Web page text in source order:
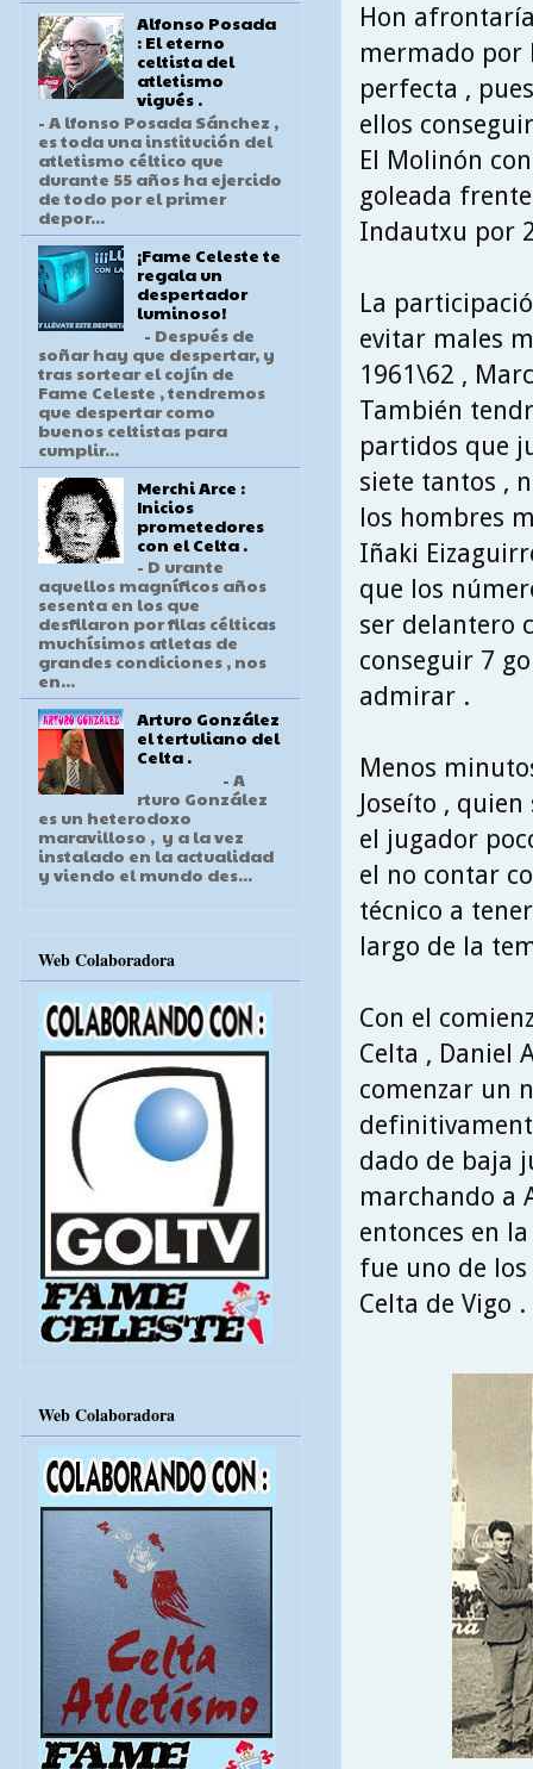
Hon
mermado por
perfecta ,
ellos
El Molinón
goleada
Indautxu por
La
evitar males
1961\62 ,
También
partidos que
siete tantos ,
los hombres
Iñaki
que los
ser delantero
conseguir 7
admirar .
Menos
Joseíto ,
el jugador
el no contar
técnico a
largo de la
Con el
Celta , Daniel
comenzar un
dado de baja
marchando a
entonces en
fue uno de
Celta de Vigo .
Alfonso Posada
: El eterno
celtista del
atletismo
vigués .
- A lfonso Posada Sánchez ,
es toda una institución del
atletismo céltico que
durante 55 años ha ejercido
de todo por el primer
depor...
¡Fame Celeste te
regala un
despertador
luminoso!
- Después de
soñar hay que despertar, y
tras sortear el cojín de
Fame Celeste , tendremos
que despertar como
buenos celtistas para
cumplir...
Merchi Arce :
Inicios
prometedores
con el Celta .
- D urante
aquellos magníficos años
sesenta en los que
desfilaron por filas célticas
muchísimos atletas de
grandes condiciones , nos
en...
Arturo González
el tertuliano del
Celta .
- A
rturo González
es un heterodoxo
maravilloso , y a la vez
instalado en la actualidad
y viendo el mundo des...
Web Colaboradora
Web Colaboradora